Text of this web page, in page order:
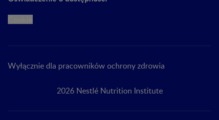
Wyłącznie dla pracowników ochrony zdrowia
2026 Nestlé Nutrition Institute